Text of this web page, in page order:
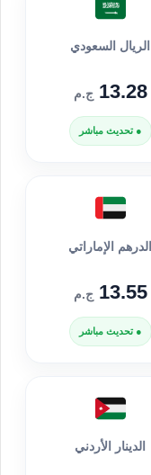
الريال السعودي
13.28 ج.م
● تحديث مباشر
الدرهم الإماراتي
13.55 ج.م
● تحديث مباشر
الدينار الأردني